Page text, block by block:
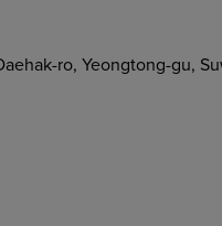
ro, Yeongtong-gu,